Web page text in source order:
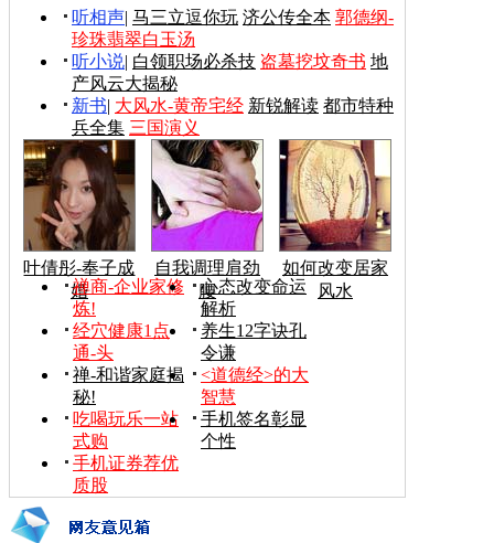
听相声| 马三立逗你玩 济公传全本 郭德纲-
珍珠翡翠白玉汤
听小说| 白领职场必杀技 盗墓挖坟奇书 地
产风云大揭秘
新书| 大风水-黄帝宅经 新锐解读 都市特种
兵全集 三国演义
叶倩彤-奉子成
婚
自我调理肩劲
腰
如何改变居家
风水
禅商-企业家修
炼!
心态改变命运
解析
经穴健康1点
通-头
养生12字诀孔
令谦
禅-和谐家庭揭
秘!
<道德经>的大
智慧
吃喝玩乐一站
式购
手机签名彰显
个性
手机证券荐优
质股